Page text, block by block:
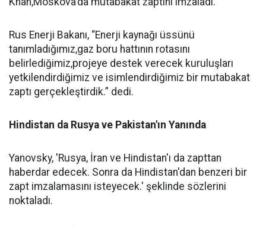
Rus Enerji Bakanı, “Enerji kaynağı üssünü
tanımladığımız,gaz boru hattının rotasını
belirlediğimiz,projeye destek verecek kuruluşları
yetkilendirdiğimiz ve isimlendirdiğimiz bir mutabakat
zaptı gerçekleştirdik.” dedi.
Hindistan da Rusya ve Pakistan'ın Yanında
Yanovsky, 'Rusya, İran ve Hindistan'ı da zapttan
haberdar edecek. Sonra da Hindistan'dan benzeri bir
zapt imzalamasını isteyecek.' şeklinde sözlerini
noktaladı.